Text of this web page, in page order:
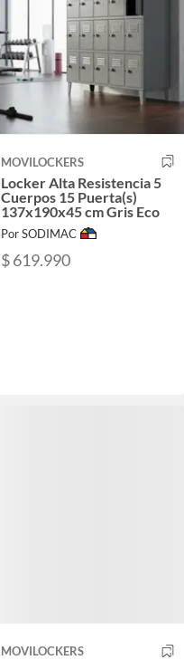
MOVILOCKERS
Locker Alta Resistencia 5
Cuerpos 15 Puerta(s)
137x190x45 cm Gris Eco
Por SODIMAC
$ 619.990
MOVILOCKERS